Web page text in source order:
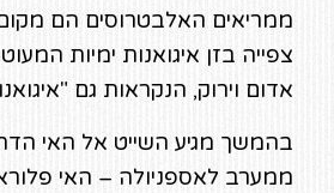
ממריאים האלבטרוסים הם
צפייה בזן איגואנות ימיות
אדום וירוק, הנקראות גם
בהמשך מגיע השייט אל האי
ממערב לאספניולה – האי